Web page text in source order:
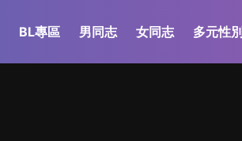
BL專區 男同志 女同志 多元性別